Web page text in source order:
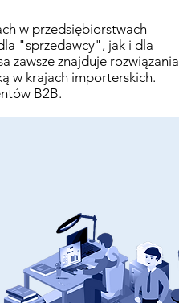
w przedsiębiorstwach
"sprzedawcy", jak i dla
zawsze znajduje rozwiązania
w krajach importerskich.
B2B.​